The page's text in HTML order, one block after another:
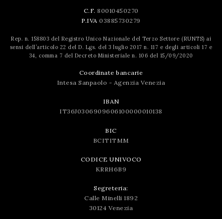
C.F. 80010450270
P.IVA 03885730279
Rep. n. 158803 del Registro Unico Nazionale del Terzo Settore (RUNTS) ai
sensi dell’articolo 22 del D. Lgs. del 3 luglio 2017 n. 117 e degli articoli 17 e
34, comma 7 del Decreto Ministeriale n. 106 del 15/09/2020
Coordinate bancarie
Intesa Sanpaolo - Agenzia Venezia
IBAN
IT36J0306909606100000010138
BIC
BCITITMM
CODICE UNIVOCO
KRRH6B9
Segreteria:
Calle Minelli 1892
30124 Venezia